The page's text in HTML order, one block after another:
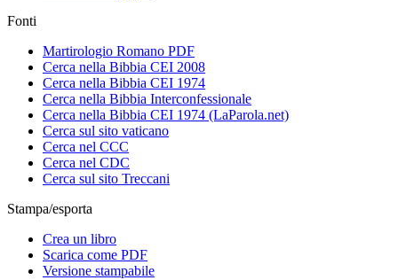
Fonti
Martirologio Romano PDF
Cerca nella Bibbia CEI 2008
Cerca nella Bibbia CEI 1974
Cerca nella Bibbia Interconfessionale
Cerca nella Bibbia CEI 1974 (LaParola.net)
Cerca sul sito vaticano
Cerca nel CCC
Cerca nel CDC
Cerca sul sito Treccani
Stampa/esporta
Crea un libro
Scarica come PDF
Versione stampabile